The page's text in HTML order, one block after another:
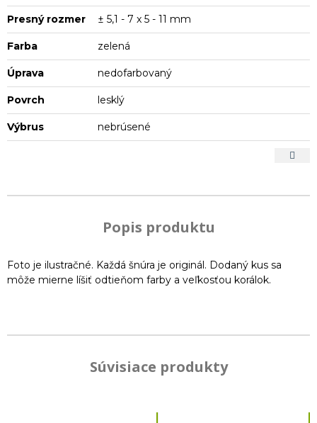
Presný rozmer ± 5,1 - 7 x 5 - 11 mm
Farba zelená
Úprava nedofarbovaný
Povrch lesklý
Výbrus nebrúsené
Popis produktu
Foto je ilustračné. Každá šnúra je originál. Dodaný kus sa
môže mierne líšiť odtieňom farby a veľkosťou korálok.
Súvisiace produkty